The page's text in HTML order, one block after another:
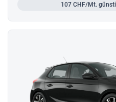
107 CHF/Mt.